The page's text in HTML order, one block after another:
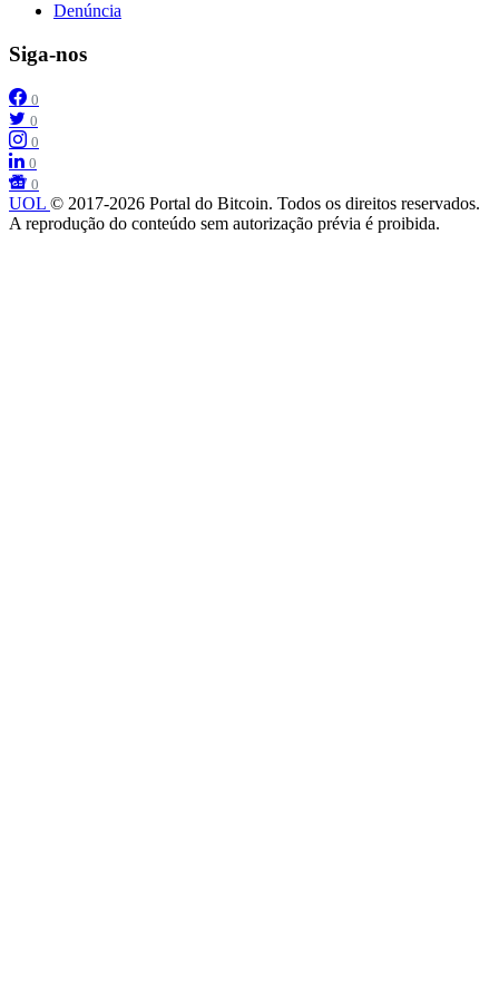
Denúncia
Siga-nos
0
0
0
0
0
UOL © 2017-2026 Portal do Bitcoin. Todos os direitos reservados.
A reprodução do conteúdo sem autorização prévia é proibida.